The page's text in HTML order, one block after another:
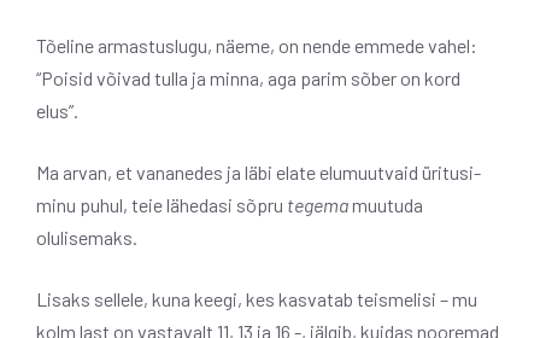
Tõeline armastuslugu, näeme, on nende emmede vahel:
“Poisid võivad tulla ja minna, aga parim sõber on kord
elus”.
Ma arvan, et vananedes ja läbi elate elumuutvaid üritusi-
minu puhul, teie lähedasi sõpru tegemamuutuda
olulisemaks.
Lisaks sellele, kuna keegi, kes kasvatab teismelisi – mu
kolm last on vastavalt 11, 13 ja 16 -, jälgib, kuidas nooremad